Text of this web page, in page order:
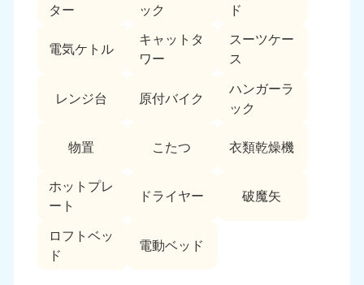
ター
ック
ド
電気ケトル
キャットタ
ワー
スーツケー
ス
レンジ台 原付バイク
ハンガーラ
ック
物置 こたつ 衣類乾燥機
ホットプレ
ート
ドライヤー 破魔矢
ロフトベッ
ド
電動ベッド